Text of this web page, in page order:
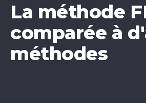
La méthode
comparée à
méthodes